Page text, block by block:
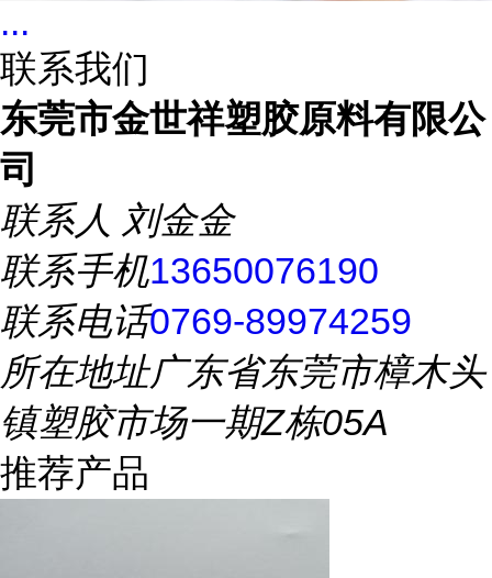
...
联系我们
东莞市金世祥塑胶原料有限公
司
联系人 刘金金
联系手机13650076190
联系电话0769-89974259
所在地址广东省东莞市樟木头
镇塑胶市场一期Z栋05A
推荐产品